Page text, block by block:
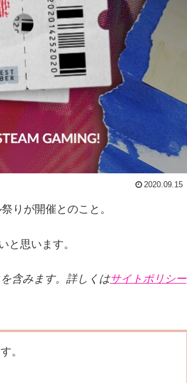
2020.09.15
りが開催とのこと。
と思います。
含みます。詳しくはサイトポリシー
。